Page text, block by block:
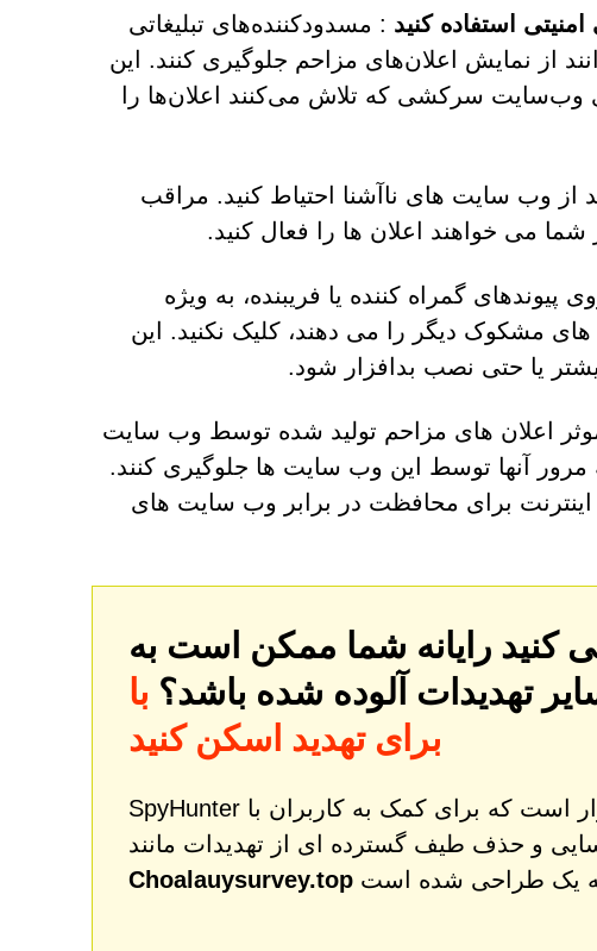
استفاده کنید : مسدودکننده‌های تبلیغاتی
از نمایش اعلان‌های مزاحم جلوگیری کنند. این
وب‌سایت سرکشی که تلاش می‌کنند اعلان‌ها را
از وب سایت های ناآشنا احتیاط کنید. مراقب
می خواهند اعلان ها را فعال کنید.
پیوندهای گمراه کننده یا فریبنده، به ویژه
های مشکوک دیگر را می دهند، کلیک نکنید. این
یا حتی نصب بدافزار شود.
موثر اعلان های مزاحم تولید شده توسط وب سایت
مرور آنها توسط این وب سایت ها جلوگیری کنند.
اینترنت برای محافظت در برابر وب سایت های
تهدیدات آلوده شده باشد؟ با SpyHunter کامپیوتر خود را
برای تهدید اسکن کنید
SpyHunter یک ابزار قدرتمند اصلاح و محافظت از بدافزار است که برای کمک به کاربران با
و حذف طیف گسترده ای از تهدیدات مانند
Choalauysurvey.top